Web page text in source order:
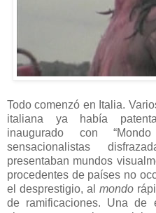
Todo comenzó en Italia.
italiana ya había
inaugurado con
sensacionalistas
presentaban mundos
procedentes de países no
el desprestigio, al mondo
de ramificaciones. Una de